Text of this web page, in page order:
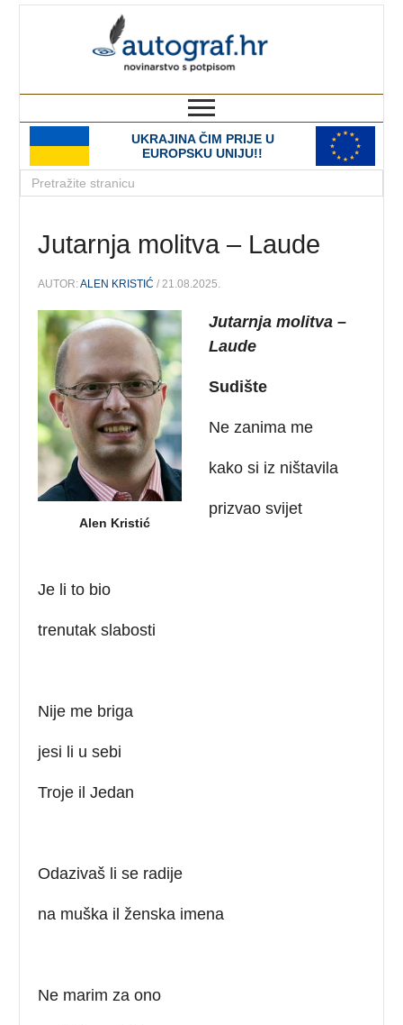
UKRAJINA ČIM PRIJE U
EUROPSKU UNIJU!!
Jutarnja molitva – Laude
AUTOR:ALEN KRISTIĆ / 21.08.2025.
Alen Kristić
Jutarnja molitva –
Laude
Sudište
Ne zanima me
kako si iz ništavila
prizvao svijet
Je li to bio
trenutak slabosti
Nije me briga
jesi li u sebi
Troje il Jedan
Odazivaš li se radije
na muška il ženska imena
Ne marim za ono